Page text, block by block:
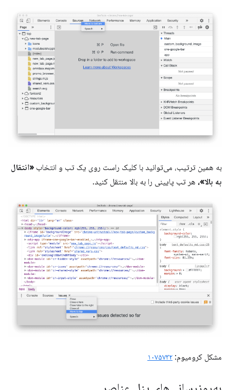
به همین ترتیب، می‌توانید با کلیک راست روی یک تب و انتخاب «انتقال
به بالا»، هر تب پایینی را به بالا منتقل کنید.
مشکل کرومیوم: ۱۰۷۵۷۳۲